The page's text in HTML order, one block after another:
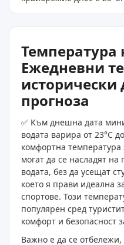
Температура
Ежедневни
исторически
прогноза
✅ Към днешна дата
водата варира от 23°C
комфортна температура
могат да се насладят
водата, без да усещат
което я прави идеална
спортове. Този
популярен сред
комфорт и безопасност
Важно е да се